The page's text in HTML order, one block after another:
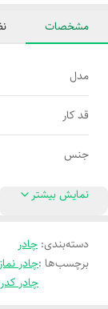
مشخصات
مدل
قد کار
جنس
نمایش بیشتر
دسته‌بندی: چادر
برچسب‌ها :چادر
چادر